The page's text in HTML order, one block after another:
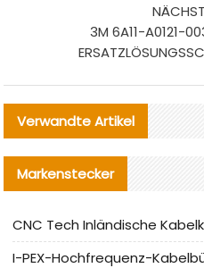
3M 6A11-A0121-
Verwandte Artikel
Markenstecker